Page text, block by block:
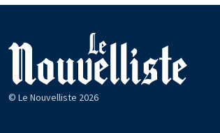
© Le Nouvelliste 2026